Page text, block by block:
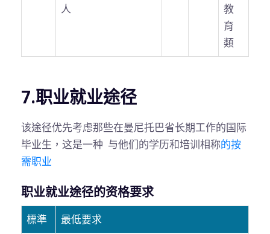
人
教
育
類
7.职业就业途径
该途径优先考虑那些在曼尼托巴省长期工作的国际
毕业生，这是一种 与他们的学历和培训相称的按
需职业
职业就业途径的资格要求
標準 最低要求